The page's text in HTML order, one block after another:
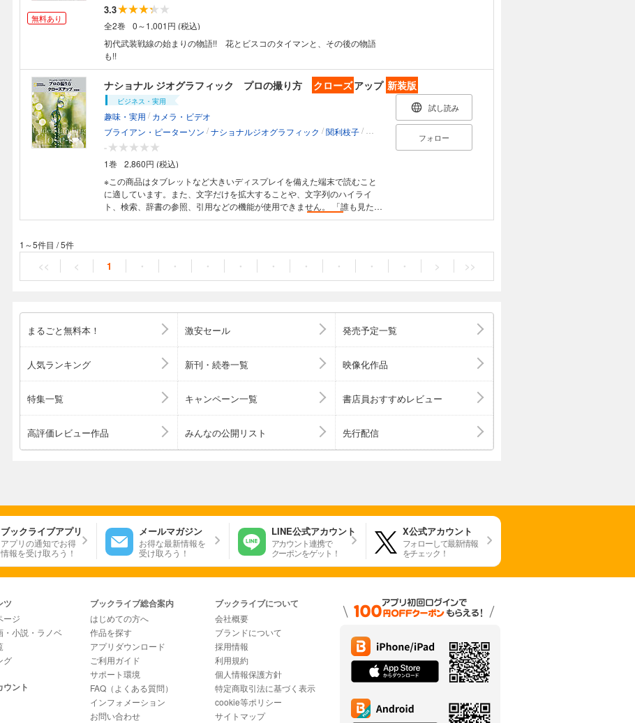
無料あり
3.3
全2巻
0～1,001円 (税込)
初代武装戦線の始まりの物語!! 花とビスコのタイマンと、その後の物語
も!!
ナショナル ジオグラフィック プロの撮り方 クローズアップ 新装版
ビジネス・実用
趣味・実用 / カメラ・ビデオ
ブライアン・ピーターソン /ナショナルジオグラフィック /関利枝子/ 武田正紀
-
1巻
2,860円 (税込)
※この商品はタブレットなど大きいディスプレイを備えた端末で読むこと
に適しています。また、文字だけを拡大することや、文字列のハイライ
ト、検索、辞書の参照、引用などの機能が使用できません。 「誰も見たこ
とのない美しい小宇宙。 その扉を開けてくれるのがクローズアップの
追求するための多様な方法を紹介。 ●マクロレンズ ●接写リング、クロー
ズ
アップレンズ、リバースアダプター ●広角レンズ、ズームレンズ、魚眼
レンズ ●被写界深度と絞り ●背景をみせつつクローズアップにする ●背景
で、今すぐ実践に活かせる！ 全作例に撮影データ付き。 ※本書は2014年
刊行の『ナショナル ジオグラフィック プロの撮り方
クローズアップ』
の新装版です。
試し読み
フォロー
1～5件目 /5件
<< < 1 ・ ・ ・ ・ ・ ・ ・ ・ ・ > >>
まるごと無料本！ 激安セール 発売予定一覧
人気ランキング 新刊・続巻一覧 映像化作品
特集一覧 キャンペーン一覧 書店員おすすめレビュー
高評価レビュー作品 みんなの公開リスト 先行配信
ブックライブアプリ
アプリの通知でお得
情報を受け取ろう！
メールマガジン
お得な最新情報を
受け取ろう！
LINE公式アカウント
アカウント連携で
クーポンをゲット！
X公式アカウント
フォローして最新情報
をチェック！
ツ
ージ
・小説・ラノベ
グ
ウント
ブックライブ総合案内
はじめての方へ
作品を探す
アプリダウンロード
ご利用ガイド
サポート環境
FAQ（よくある質問）
インフォメーション
お問い合わせ
ブックライブについて
会社概要
ブランドについて
採用情報
利用規約
個人情報保護方針
特定商取引法に基づく表示
cookie等ポリシー
サイトマップ